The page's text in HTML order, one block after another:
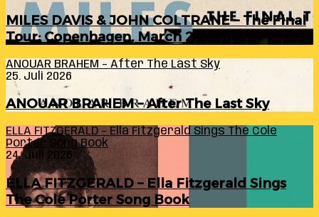
MILES DAVIS & JOHN COLTRANE – The Final
Tour: Copenhagen, March 24, 1960
ANOUAR BRAHEM – After The Last Sky
25. Juli 2026
ANOUAR BRAHEM – After The Last Sky
ELLA FITZGERALD – Ella Fitzgerald Sings The Cole
Porter Song Book
24. Juli 2026
ELLA FITZGERALD – Ella Fitzgerald Sings
The Cole Porter Song Book